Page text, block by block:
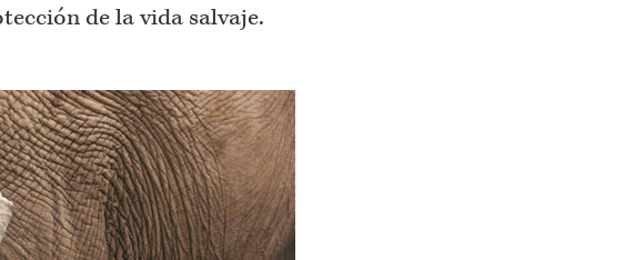
de la vida salvaje.